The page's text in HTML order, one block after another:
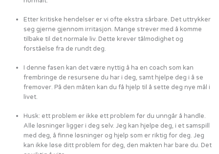
Etter kritiske hendelser er vi ofte ekstra sårbare. Det uttrykker
seg gjerne gjennom irritasjon. Mange strever med å komme
tilbake til det normale liv. Dette krever tålmodighet og
forståelse fra de rundt deg.
I denne fasen kan det være nyttig å ha en coach som kan
frembringe de resursene du har i deg, samt hjelpe deg i å se
fremover. På den måten kan du få hjelp til å sette deg nye mål i
livet.
Husk: ett problem er ikke ett problem før du unngår å handle.
Alle løsninger ligger i deg selv. Jeg kan hjelpe deg, i et samspill
med deg, å finne løsninger og hjelp som er riktig for deg. Jeg
kan ikke løse ditt problem for deg, den makten har bare du. Det